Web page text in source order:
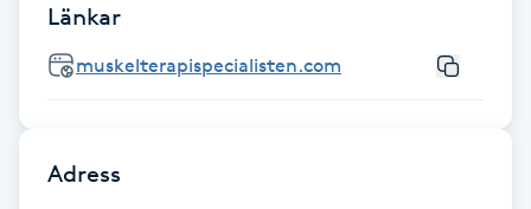
Fransborttagning
Länkar
muskelterapispecialisten.com
Adress